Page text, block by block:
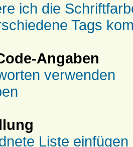
ich die
Tags
Angaben
verwenden
Liste einfügen